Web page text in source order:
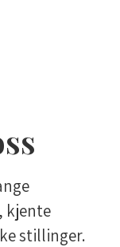
kjente
stillinger.